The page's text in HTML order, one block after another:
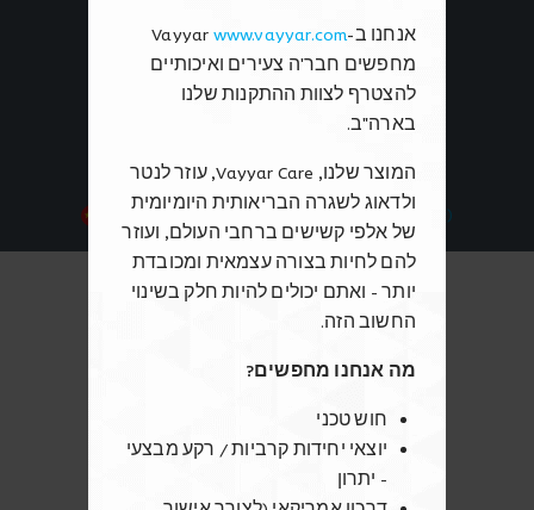
We're Hiring!
Chinese 日本語 English (英語)
אנחנו ב- Vayyar www.vayyar.com
מחפשים חבר'ה צעירים ואיכותיים
להצטרף לצוות ההתקנות שלנו
בארה"ב.
המוצר שלנו, Vayyar Care, עוזר לנטר
ולדאוג לשגרה הבריאותית היומיומית
של אלפי קשישים ברחבי העולם, ועוזר
להם לחיות בצורה עצמאית ומכובדת
יותר - ואתם יכולים להיות חלק בשינוי
החשוב הזה.
מה אנחנו מחפשים?
חוש טכני
יוצאי יחידות קרביות / רקע מבצעי
- יתרון